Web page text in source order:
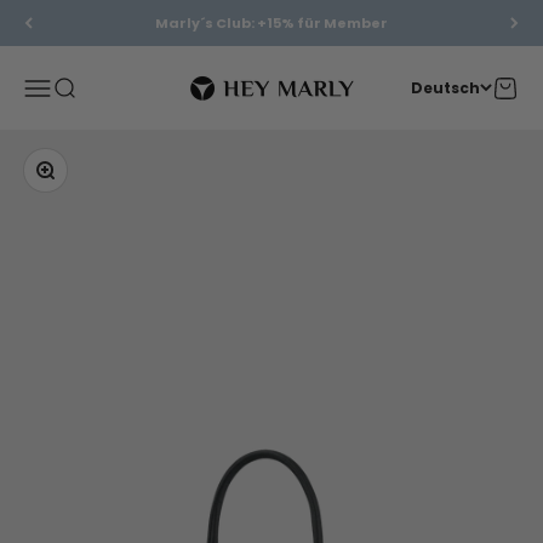
Zum Inhalt springenMarly´s Club: +15% für Member
MenüSuche
Hey Marly
Deutsch
Bild vergrößern